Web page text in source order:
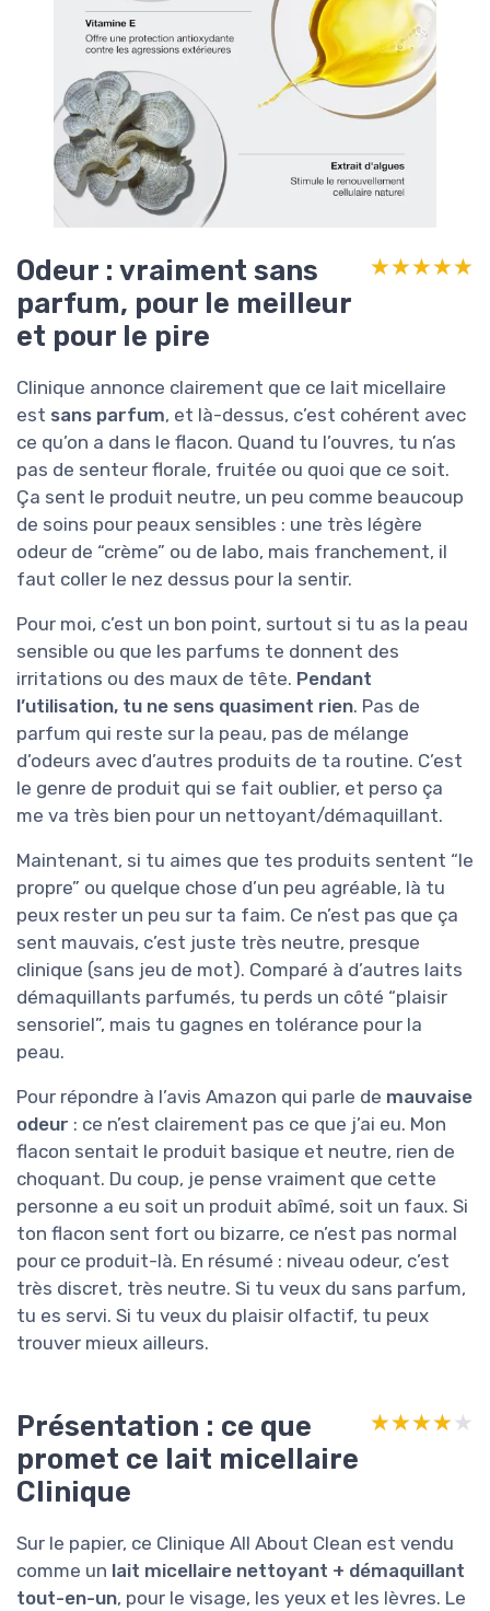
Odeur : vraiment sans
parfum, pour le meilleur
et pour le pire
★★★★★
★★★★★
Clinique annonce clairement que ce lait micellaire
est sans parfum, et là-dessus, c’est cohérent avec
ce qu’on a dans le flacon. Quand tu l’ouvres, tu n’as
pas de senteur florale, fruitée ou quoi que ce soit.
Ça sent le produit neutre, un peu comme beaucoup
de soins pour peaux sensibles : une très légère
odeur de “crème” ou de labo, mais franchement, il
faut coller le nez dessus pour la sentir.
Pour moi, c’est un bon point, surtout si tu as la peau
sensible ou que les parfums te donnent des
irritations ou des maux de tête. Pendant
l’utilisation, tu ne sens quasiment rien. Pas de
parfum qui reste sur la peau, pas de mélange
d’odeurs avec d’autres produits de ta routine. C’est
le genre de produit qui se fait oublier, et perso ça
me va très bien pour un nettoyant/démaquillant.
Maintenant, si tu aimes que tes produits sentent “le
propre” ou quelque chose d’un peu agréable, là tu
peux rester un peu sur ta faim. Ce n’est pas que ça
sent mauvais, c’est juste très neutre, presque
clinique (sans jeu de mot). Comparé à d’autres laits
démaquillants parfumés, tu perds un côté “plaisir
sensoriel”, mais tu gagnes en tolérance pour la
peau.
Pour répondre à l’avis Amazon qui parle de mauvaise
odeur : ce n’est clairement pas ce que j’ai eu. Mon
flacon sentait le produit basique et neutre, rien de
choquant. Du coup, je pense vraiment que cette
personne a eu soit un produit abîmé, soit un faux. Si
ton flacon sent fort ou bizarre, ce n’est pas normal
pour ce produit-là. En résumé : niveau odeur, c’est
très discret, très neutre. Si tu veux du sans parfum,
tu es servi. Si tu veux du plaisir olfactif, tu peux
trouver mieux ailleurs.
Présentation : ce que
promet ce lait micellaire
Clinique
★★★★★
★★★★★
Sur le papier, ce Clinique All About Clean est vendu
comme un lait micellaire nettoyant + démaquillant
tout-en-un, pour le visage, les yeux et les lèvres. Le